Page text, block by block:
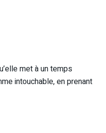
met à un temps
intouchable, en prenant